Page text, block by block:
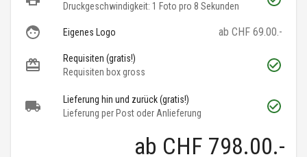
Druckgeschwindigkeit: 1 Foto pro 8 Sekunden
Eigenes Logo ab CHF 69.00.-
Requisiten (gratis!)
Requisiten box gross
Lieferung hin und zurück (gratis!)
Lieferung per Post oder Anlieferung
ab CHF 798.00.-